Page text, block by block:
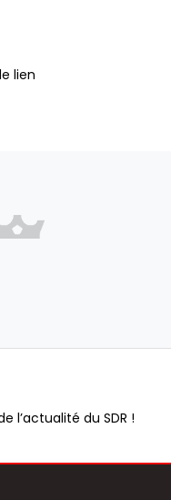
lien
l’actualité du SDR !